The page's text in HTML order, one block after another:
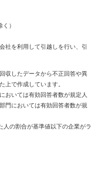
）
社を利用して引越しを行い、引
収したデータから不正回答や異
上で作成しています。
おいては有効回答者数が規定人
門においては有効回答者数が規
の割合が基準値以下の企業がラ